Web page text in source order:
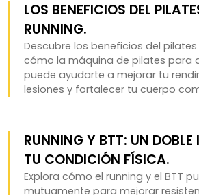
LOS BENEFICIOS DEL
RUNNING.
Descubre los beneficios del pilates
cómo la máquina de pilates para
puede ayudarte a mejorar tu
lesiones y fortalecer tu cuerpo
RUNNING Y BTT: UN DOBLE
TU CONDICIÓN FÍSICA.
Explora cómo el running y el BTT
mutuamente para mejorar